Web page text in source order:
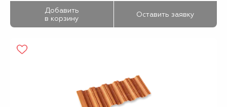
Добавить
в корзину
Оставить заявку